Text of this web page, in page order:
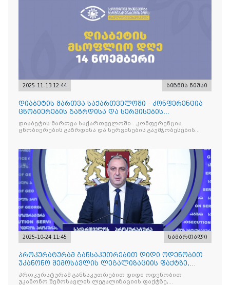
2025-11-13 12:44 ბიზნეს ნიუსი
დიაბეტის მართვა საქართველოში - კონფერენცია
ცნობიერების გაზრდისა და სერვისების
გაუმჯობესების მიზნით
დიაბეტის მართვა საქართველოში - კონფერენცია
ცნობიერების გაზრდისა და სერვისების გაუმჯობესების
2025-10-24 11:45 სამართალი
პროკურატურამ განსაკუთრებით დიდი ოდენობით
უკანონო შემოსავლის ლეგალიზაციის ფაქტზე,
საქართველოს ყოფილ პ
პროკურატურამ განსაკუთრებით დიდი ოდენობით
უკანონო შემოსავლის ლეგალიზაციის ფაქტზე,